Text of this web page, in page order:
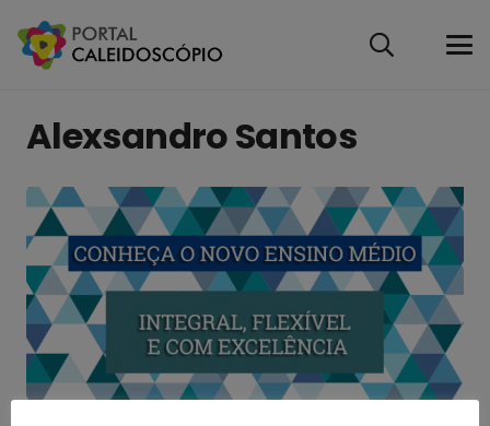
Alexsandro Santos